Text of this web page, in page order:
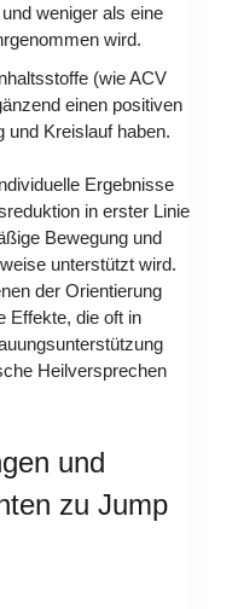
weniger als eine
wird.
(wie ACV
einen positiven
und Kreislauf haben.
Ergebnisse
in erster Linie
Bewegung und
unterstützt wird.
der Orientierung
Effekte, die oft in
Heilversprechen
und
zu Jump